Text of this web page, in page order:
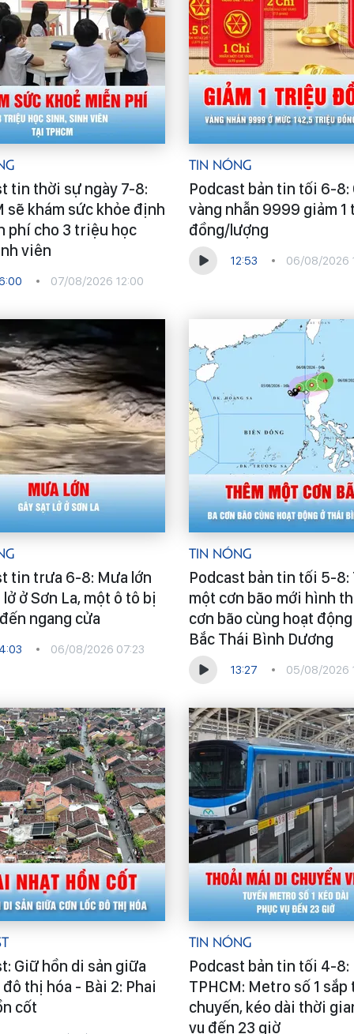
tin thời sự ngày 7-8:
sẽ khám sức khỏe định
phí cho 3 triệu học
viên
07/08/2026 12:00
Tin Nóng
Podcast bản tin tối 6-8:
vàng nhẫn 9999 giảm 1
đồng/lượng
12:53 06/08/2026
tin trưa 6-8: Mưa lớn
ở Sơn La, một ô tô bị
ngang cửa
06/08/2026 07:23
Tin Nóng
Podcast bản tin tối 5-8:
một cơn bão mới hình
cơn bão cùng hoạt
Bắc Thái Bình Dương
13:27 05/08/2026
Giữ hồn di sản giữa
thị hóa - Bài 2: Phai
cốt
Tin Nóng
Podcast bản tin tối 4-8:
TPHCM: Metro số 1 sắp
chuyến, kéo dài thời
vụ đến 23 giờ